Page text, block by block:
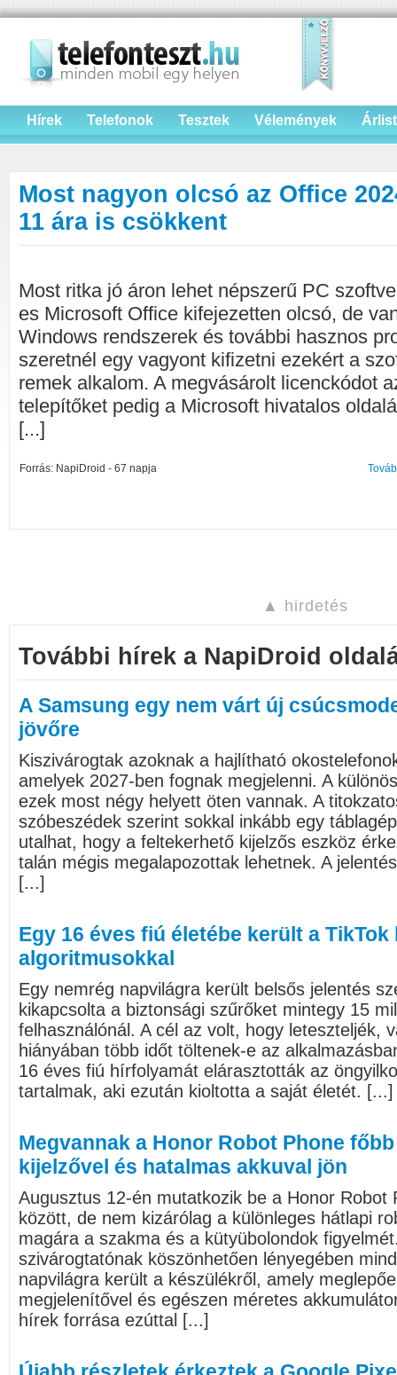
Hírek Telefonok Tesztek Vélemények
Most nagyon olcsó az Office
11 ára is csökkent
Most ritka jó áron lehet népszerű PC
es Microsoft Office kifejezetten olcsó, de
Windows rendszerek és további hasznos
szeretnél egy vagyont kifizetni ezekért a
remek alkalom. A megvásárolt licenckódot
telepítőket pedig a Microsoft hivatalos
[...]
Forrás: NapiDroid - 67 napja
▲ hirdetés
További hírek a NapiDroid
A Samsung egy nem várt új
jövőre
Kiszivárogtak azoknak a hajlítható
amelyek 2027-ben fognak megjelenni. A
ezek most négy helyett öten vannak. A
szóbeszédek szerint sokkal inkább egy
utalhat, hogy a feltekerhető kijelzős eszköz
talán mégis megalapozottak lehetnek. A
[...]
Egy 16 éves fiú életébe került a
algoritmusokkal
Egy nemrég napvilágra került belsős jelentés
kikapcsolta a biztonsági szűrőket mintegy 15
felhasználónál. A cél az volt, hogy leteszteljék,
hiányában több időt töltenek-e az
16 éves fiú hírfolyamát elárasztották az
tartalmak, aki ezután kioltotta a saját életét. [...]
Megvannak a Honor Robot Phone
kijelzővel és hatalmas akkuval jön
Augusztus 12-én mutatkozik be a Honor Robot
között, de nem kizárólag a különleges hátlapi
magára a szakma és a kütyübolondok
szivárogtatónak köszönhetően lényegében
napvilágra került a készülékről, amely
megjelenítővel és egészen méretes
hírek forrása ezúttal [...]